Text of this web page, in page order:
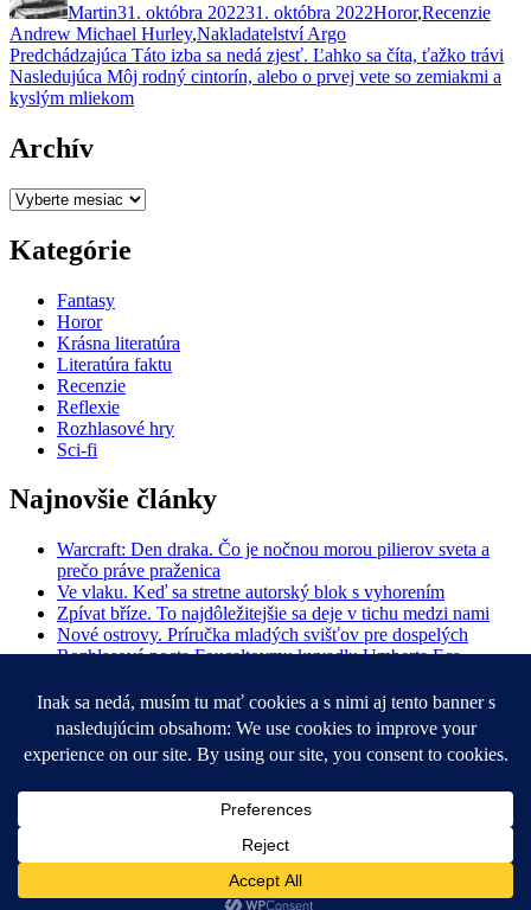
Martin31. októbra 202231. októbra 2022Horor,Recenzie
Andrew Michael Hurley,Nakladatelství Argo
Navigácia
v
Predchádzajúca Predchádzajúci
článok:
Táto izba sa nedá zjesť. Ľahko sa číta, ťažko trávi
Nasledujúca Ďalší
článok:
Môj rodný cintorín, alebo o prvej vete so zemiakmi a
kyslým mliekom
Archív
Archív
Kategórie
Fantasy
Horor
Krásna literatúra
Literatúra faktu
Recenzie
Reflexie
Rozhlasové hry
Sci-fi
Najnovšie články
Warcraft: Den draka. Čo je nočnou morou pilierov sveta a
prečo práve praženica
Ve vlaku. Keď sa stretne autorský blok s vyhorením
Zpívat bříze. To najdôležitejšie sa deje v tichu medzi nami
Nové ostrovy. Príručka mladých svišťov pre dospelých
Rozhlasová pocta Foucaltovmu kyvadlu Umberta Eca
Hľadať:
Vyhľadávanie
O knihobôli
Kontakt
Instagrame
mail
Zásady ochrany osobných údajov